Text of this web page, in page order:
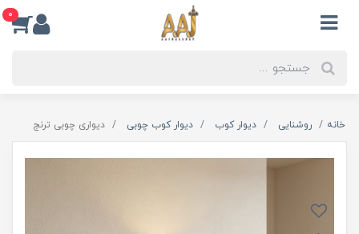
0
خانه روشنایی دیوار کوب دیوار کوب چوبی دیواری چوبی ترنج